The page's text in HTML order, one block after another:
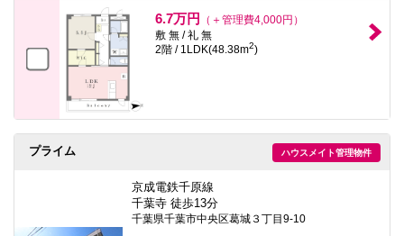
6.7万円
（＋管理費4,000円）
敷 無 / 礼 無
2階 / 1LDK(48.38m2)
ハウスメイト管理物件
プライム
京成電鉄千原線
千葉寺 徒歩13分
千葉県千葉市中央区葛城３丁目9-10